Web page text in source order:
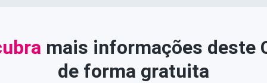
mais informações deste
de forma gratuita